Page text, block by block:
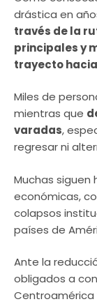
drástica en
través de la
principales y
trayecto
Miles de
mientras que
varadas,
regresar ni
Muchas siguen
económicas,
colapsos
países de
Ante la
obligados a
Centroamérica